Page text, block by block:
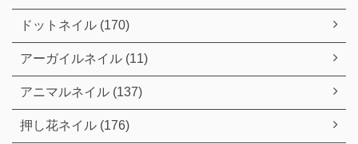
ドットネイル (170)
アーガイルネイル (11)
アニマルネイル (137)
押し花ネイル (176)